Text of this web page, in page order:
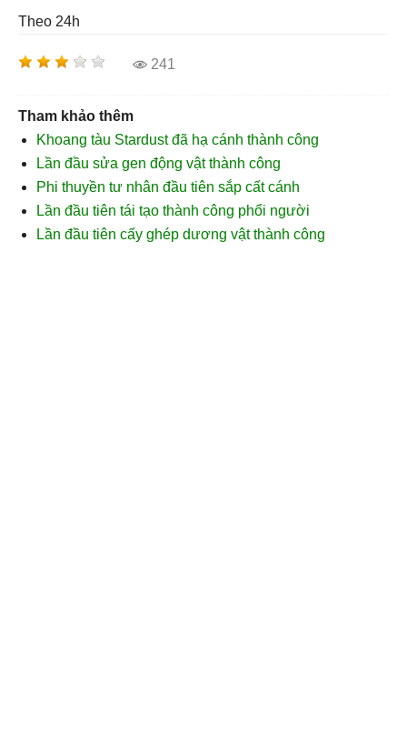
Theo 24h
241
Tham khảo thêm
Khoang tàu Stardust đã hạ cánh thành công
Lần đầu sửa gen động vật thành công
Phi thuyền tư nhân đầu tiên sắp cất cánh
Lần đầu tiên tái tạo thành công phổi người
Lần đầu tiên cấy ghép dương vật thành công